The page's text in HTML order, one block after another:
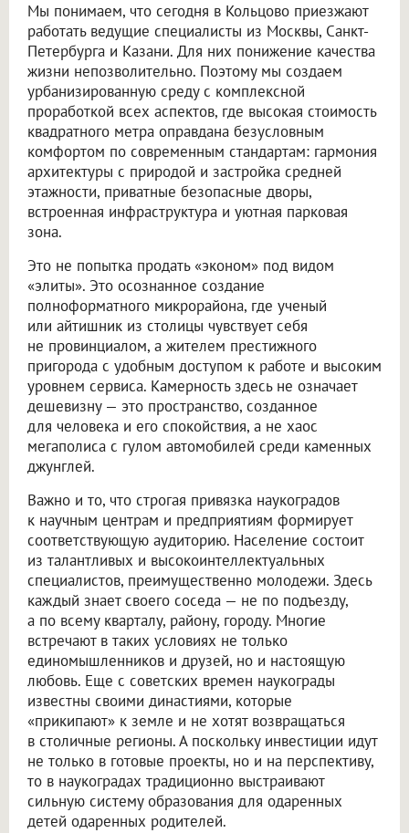
Мы понимаем, что сегодня в Кольцово приезжают
работать ведущие специалисты из Москвы, Санкт-
Петербурга и Казани. Для них понижение качества
жизни непозволительно. Поэтому мы создаем
урбанизированную среду с комплексной
проработкой всех аспектов, где высокая стоимость
квадратного метра оправдана безусловным
комфортом по современным стандартам: гармония
архитектуры с природой и застройка средней
этажности, приватные безопасные дворы,
встроенная инфраструктура и уютная парковая
зона.
Это не попытка продать «эконом» под видом
«элиты». Это осознанное создание
полноформатного микрорайона, где ученый
или айтишник из столицы чувствует себя
не провинциалом, а жителем престижного
пригорода с удобным доступом к работе и высоким
уровнем сервиса. Камерность здесь не означает
дешевизну — это пространство, созданное
для человека и его спокойствия, а не хаос
мегаполиса с гулом автомобилей среди каменных
джунглей.
Важно и то, что строгая привязка наукоградов
к научным центрам и предприятиям формирует
соответствующую аудиторию. Население состоит
из талантливых и высокоинтеллектуальных
специалистов, преимущественно молодежи. Здесь
каждый знает своего соседа — не по подъезду,
а по всему кварталу, району, городу. Многие
встречают в таких условиях не только
единомышленников и друзей, но и настоящую
любовь. Еще с советских времен наукограды
известны своими династиями, которые
«прикипают» к земле и не хотят возвращаться
в столичные регионы. А поскольку инвестиции идут
не только в готовые проекты, но и на перспективу,
то в наукоградах традиционно выстраивают
сильную систему образования для одаренных
детей одаренных родителей.